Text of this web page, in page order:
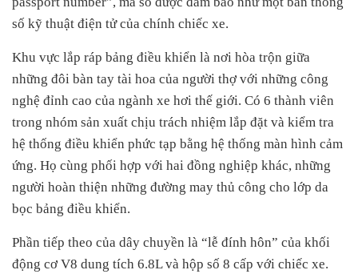
số kỹ thuật điện tử của chính chiếc xe.
Khu vực lắp ráp bảng điều khiển là nơi hòa trộn giữa
những đôi bàn tay tài hoa của người thợ với những công
nghệ đỉnh cao của ngành xe hơi thế giới. Có 6 thành viên
trong nhóm sản xuất chịu trách nhiệm lắp đặt và kiểm tra
hệ thống điều khiển phức tạp bằng hệ thống màn hình cảm
ứng. Họ cùng phối hợp với hai đồng nghiệp khác, những
người hoàn thiện những đường may thủ công cho lớp da
bọc bảng điều khiển.
Phần tiếp theo của dây chuyền là “lễ đính hôn” của khối
động cơ V8 dung tích 6.8L và hộp số 8 cấp với chiếc xe.